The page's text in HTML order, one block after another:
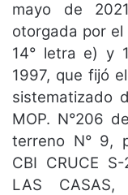
mayo de
otorgada por el
14° letra e) y
1997, que fijó
sistematizado
MOP. N°206
terreno N° 9,
CBI CRUCE S-
LAS